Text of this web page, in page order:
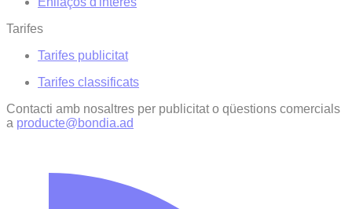
Tarifes
Tarifes publicitat
Tarifes classificats
Contacti amb nosaltres per publicitat o qüestions comercials
a producte@bondia.ad